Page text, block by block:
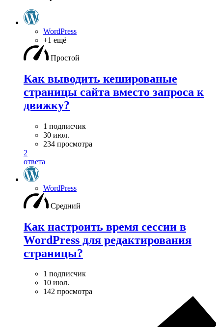
WordPress
+1 ещё
Простой
Как выводить кешированые
страницы сайта вместо запроса к
движку?
1 подписчик
30 июл.
234 просмотра
2
ответа
WordPress
Средний
Как настроить время сессии в
WordPress для редактирования
страницы?
1 подписчик
10 июл.
142 просмотра